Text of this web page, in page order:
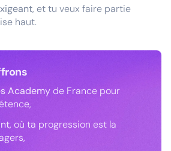
, et tu veux faire partie
haut.
Academyde France pour
, où ta progression est la